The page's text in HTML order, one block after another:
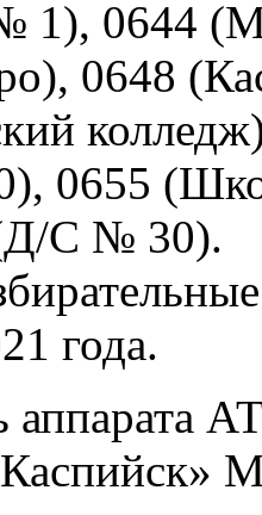
1), 0644
0648
0655
С № 30).
года.
аппарата